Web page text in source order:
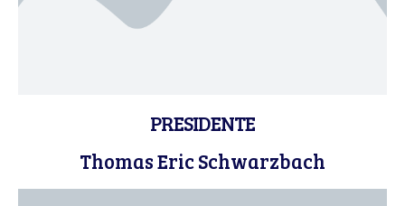
PRESIDENTE
Thomas Eric Schwarzbach